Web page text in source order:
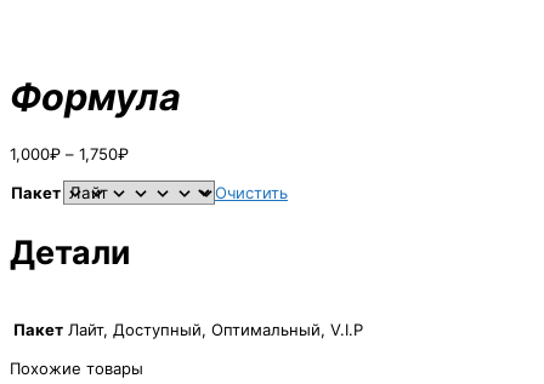
Формула
1,000₽ – 1,750₽Диапазон
1,000₽
–
Пакет Очистить
Детали
Пакет Лайт, Доступный, Оптимальный, V.I.P
Похожие товары